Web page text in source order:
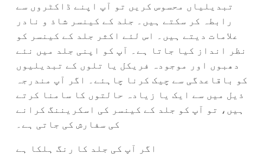
تبدیلیاں محسوس کریں تو آپ اپنے ڈاکٹروں سے
رابطہ کر سکتے ہیں۔ جلد کے کینسر شاذ و نادر
علامات دیتے ہیں۔ اس لئے اکثر جلد کے کینسر کو
نظر انداز کیا جاتا ہے۔ آپ کو اپنی جلد میں نئے
دھبوں اور موجودہ فریکل یا تلوں کے تبدیلیوں
کو باقاعدگی سے چیک کرنا چاہئے۔ اگر آپ مندرجہ
ذیل میں سے ایک یا زیادہ حالتوں کا سامنا کرتے
ہیں، تو آپ کو جلد کے کینسر کی اسکریننگ کرانے
کی سفارش کی جاتی ہے۔
اگر آپ کی جلد کا رنگ ہلکا ہے